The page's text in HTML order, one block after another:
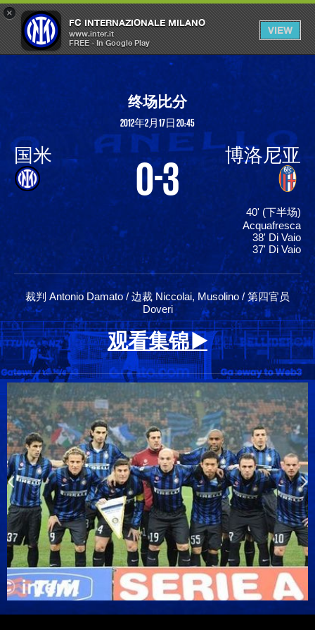
×
FC INTERNAZIONALE MILANO
www.inter.it
FREE - In Google Play
VIEW
OPEN
MENU
终场比分
2012年2月17日 20:45
国米 0-3 博洛尼亚
40' (下半场)
Acquafresca
38' Di Vaio
37' Di Vaio
裁判 Antonio Damato / 边裁 Niccolai, Musolino / 第四官员
Doveri
观看集锦 ▶️